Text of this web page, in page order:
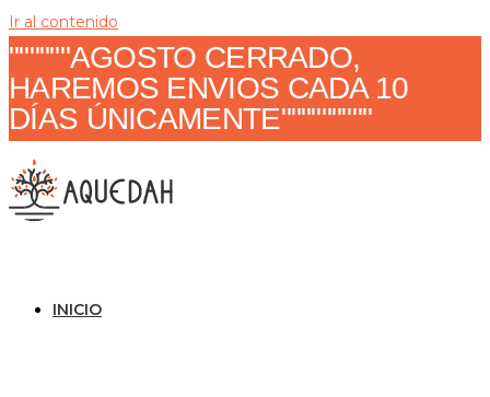
Ir al contenido
""""""AGOSTO CERRADO,
HAREMOS ENVIOS CADA 10
DÍAS ÚNICAMENTE"""""""""
INICIO